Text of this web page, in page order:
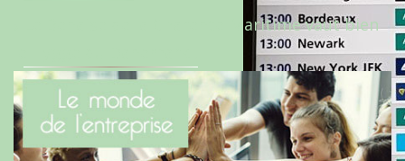
Le Benaise de la Charente-Maritime vaut bien